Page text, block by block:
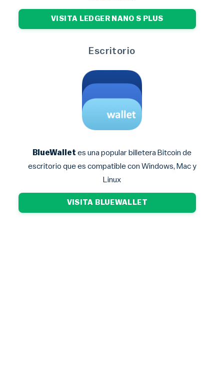
VISITA LEDGER NANO S PLUS
Escritorio
BlueWallet es una popular billetera Bitcoin de
escritorio que es compatible con Windows, Mac y
Linux
VISITA BLUEWALLET